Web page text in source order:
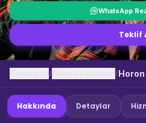
WhatsApp
Teklif
/ /Horon
Hakkında Detaylar